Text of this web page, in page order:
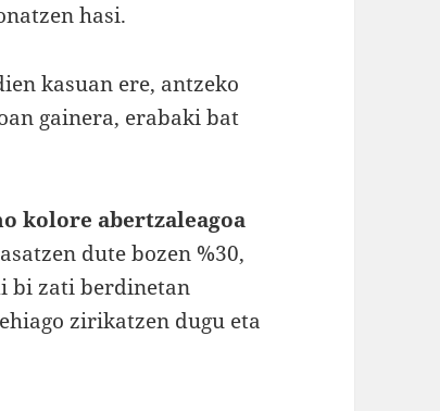
hasi.
kasuan ere, antzeko
gainera, erabaki bat
kolore abertzaleagoa
dute bozen %30,
bi zati berdinetan
zirikatzen dugu eta